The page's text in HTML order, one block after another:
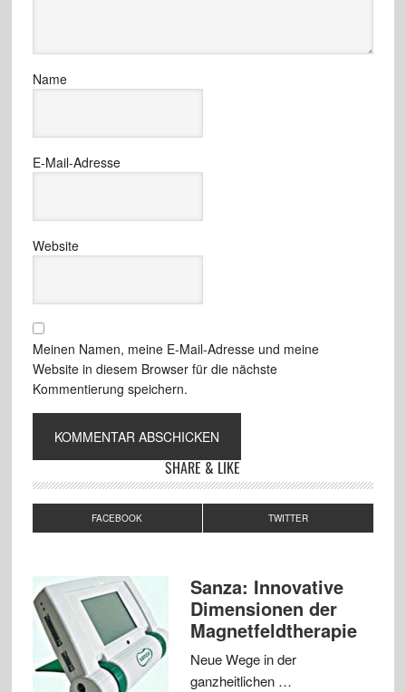
Name
E-Mail-Adresse
Website
Meinen Namen, meine E-Mail-Adresse und meine
Website in diesem Browser für die nächste
Kommentierung speichern.
SHARE & LIKE
FACEBOOK TWITTER
Sanza: Innovative
Dimensionen der
Magnetfeldtherapie
Neue Wege in der
ganzheitlichen …